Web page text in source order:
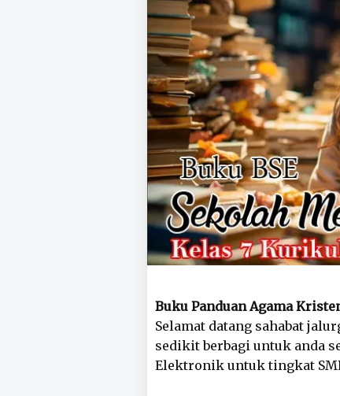
Buku Panduan Agama
Selamat datang sahabat
sedikit berbagi untuk anda
Elektronik untuk tingkat